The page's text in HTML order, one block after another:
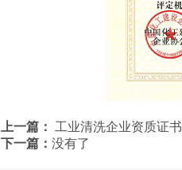
上一篇：
工业清洗企业资质证书
下一篇：没有了